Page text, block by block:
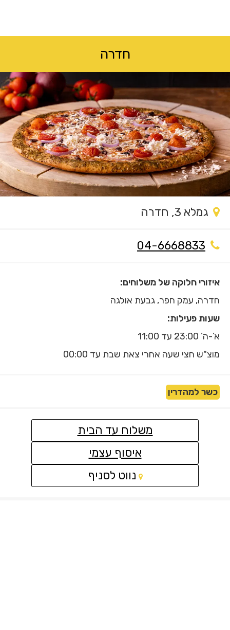
חדרה
גמלא 3, חדרה
04-6668833
איזורי חלוקה של משלוחים:
חדרה, עמק חפר, גבעת אולגה
שעות פעילות:
א’-ה’ 23:00 עד 11:00
מוצ"ש חצי שעה אחרי צאת שבת עד 00:00
כשר למהדרין
משלוח עד הבית
איסוף עצמי
נווט לסניף
לאתר